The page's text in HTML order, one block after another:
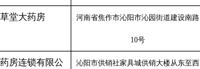
堂大药房 河南省焦作市沁阳市沁园街道建设南路
10号
房连锁有限公 沁阳市供销社家具城供销大楼从东至西